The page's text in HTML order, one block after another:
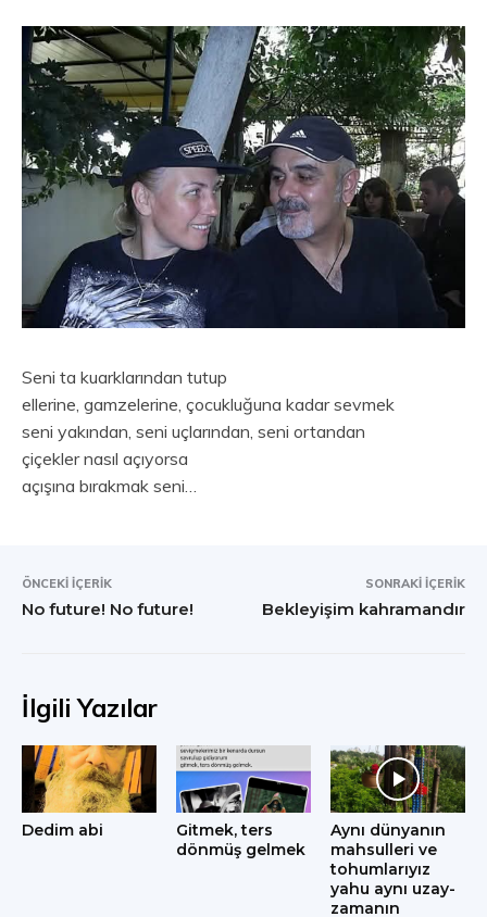
Seni ta kuarklarından tutup
ellerine, gamzelerine, çocukluğuna kadar sevmek
seni yakından, seni uçlarından, seni ortandan
çiçekler nasıl açıyorsa
açışına bırakmak seni…
ÖNCEKI İÇERIK
No future! No future!
SONRAKI İÇERIK
Bekleyişim kahramandır
İlgili Yazılar
Dedim abi
Gitmek, ters
dönmüş gelmek
Aynı dünyanın
mahsulleri ve
tohumlarıyız
yahu aynı uzay-
zamanın